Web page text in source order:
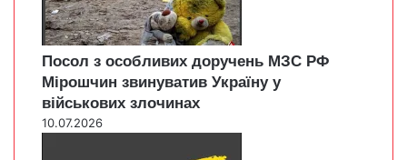
Посол з особливих доручень МЗС РФ
Мірошчин звинуватив Україну у
військових злочинах
10.07.2026